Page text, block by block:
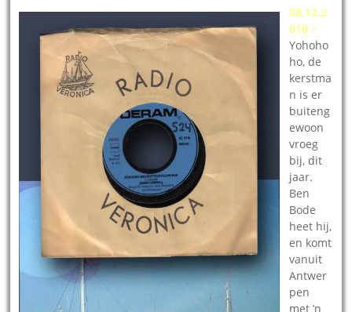
08.12.2
010 –
Yohoho
ho, de
kerstma
n is er
buiteng
ewoon
vroeg
bij, dit
jaar.
Ben
Bode
heet hij,
en komt
vanuit
Antwer
pen
met ’n